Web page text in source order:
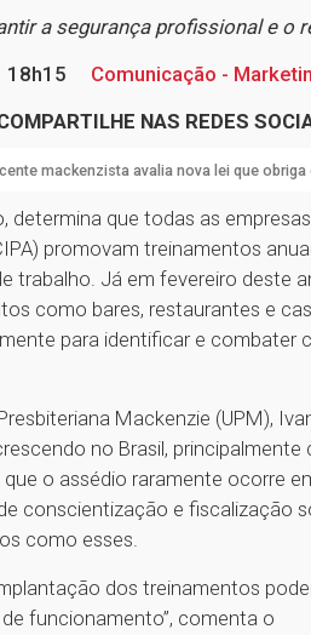
a segurança profissional e o
18h15
Comunicação -
NAS REDES
mackenzista avalia nova lei que
determina que todas as
promovam treinamentos
trabalho. Já em fevereiro deste
como bares, restaurantes e
para identificar e combater
Mackenzie (UPM),
no Brasil, principalmente
o assédio raramente ocorre
conscientização e fiscalização
como esses.
dos treinamentos
funcionamento”, comenta o